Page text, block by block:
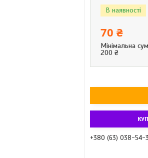
В наявності
70 ₴
Мінімальна
200 ₴
+380 (63) 038-54-